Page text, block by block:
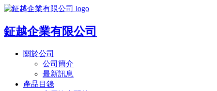
鉦越企業有限公司
關於公司
公司簡介
最新訊息
產品目錄